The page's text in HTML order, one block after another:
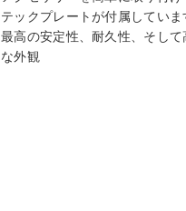
テックプレートが付属していま
最高の安定性、耐久性、そして
な外観